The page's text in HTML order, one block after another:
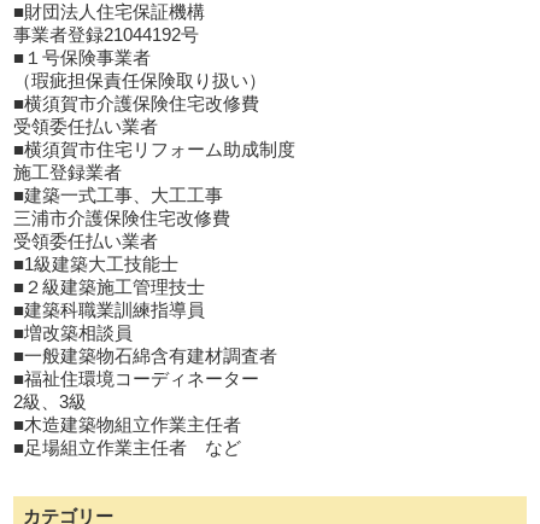
■財団法人住宅保証機構
事業者登録21044192号
■１号保険事業者
（瑕疵担保責任保険取り扱い）
■横須賀市介護保険住宅改修費
受領委任払い業者
■横須賀市住宅リフォーム助成制度
施工登録業者
■建築一式工事、大工工事
三浦市介護保険住宅改修費
受領委任払い業者
■1級建築大工技能士
■２級建築施工管理技士
■建築科職業訓練指導員
■増改築相談員
■一般建築物石綿含有建材調査者
■福祉住環境コーディネーター
2級、3級
■木造建築物組立作業主任者
■足場組立作業主任者 など
カテゴリー